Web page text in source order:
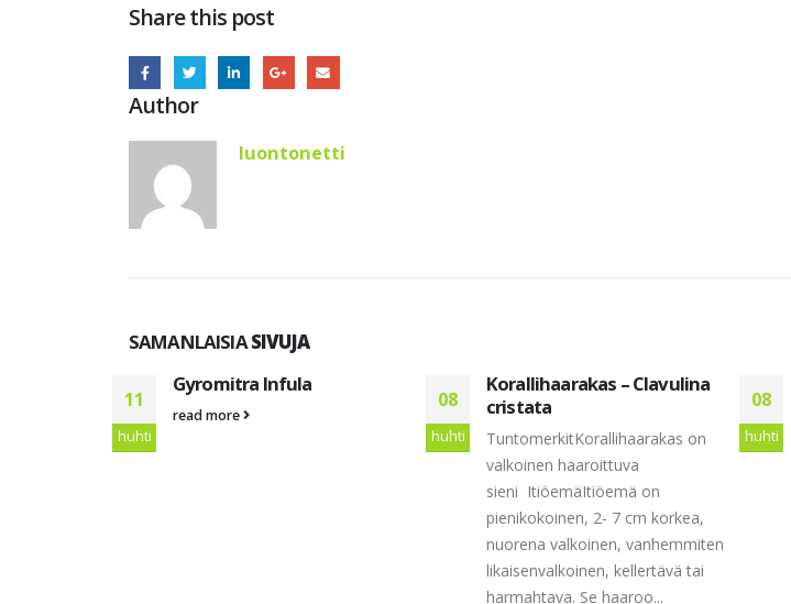
Share this post
Author
luontonetti
SAMANLAISIASIVUJA
11
huhti
Gyromitra Infula
read more
08
huhti
Korallihaarakas – Clavulina
cristata
TuntomerkitKorallihaarakas on
valkoinen haaroittuva
sieni ItiöemäItiöemä on
pienikokoinen, 2- 7 cm korkea,
nuorena valkoinen, vanhemmiten
likaisenvalkoinen, kellertävä tai
harmahtava. Se haaroo...
08
huhti